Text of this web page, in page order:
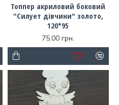
Топпер акриловий боковий
"Силует дівчини" золото,
120*95
75.00 грн.